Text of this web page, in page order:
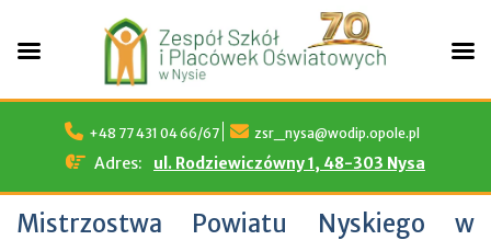
Skip
+48 77 431 04 66/67 zsr_nysa@wodip.opole.pl
Adres: ul. Rodziewiczówny 1, 48-303 Nysa
Mistrzostwa Powiatu Nyskiego w